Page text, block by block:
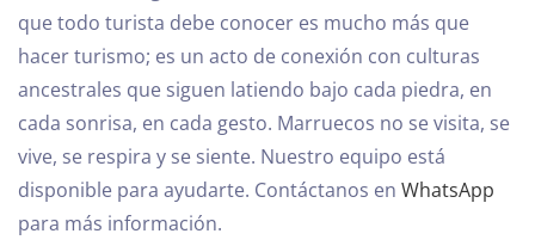
que todo turista debe conocer es mucho más que
hacer turismo; es un acto de conexión con culturas
ancestrales que siguen latiendo bajo cada piedra, en
cada sonrisa, en cada gesto. Marruecos no se visita, se
vive, se respira y se siente. Nuestro equipo está
disponible para ayudarte. Contáctanos en WhatsApp
para más información.